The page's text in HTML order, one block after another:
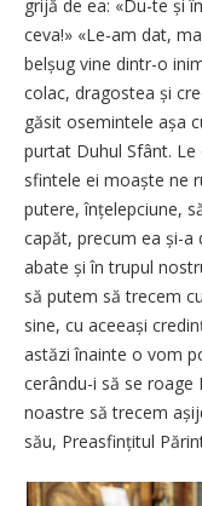
grijă de ea: «Du-te și
ceva!» «Le-am dat,
belșug vine dintr-o
colac, dragostea și
găsit osemintele așa
purtat Duhul Sfânt.
sfintele ei moaște ne
putere, înțelepciune,
capăt, precum ea și-a
abate și în trupul
să putem să trecem
sine, cu aceeași
astăzi înainte o vom
cerându-i să se
noastre să trecem
său, Preasfințitul